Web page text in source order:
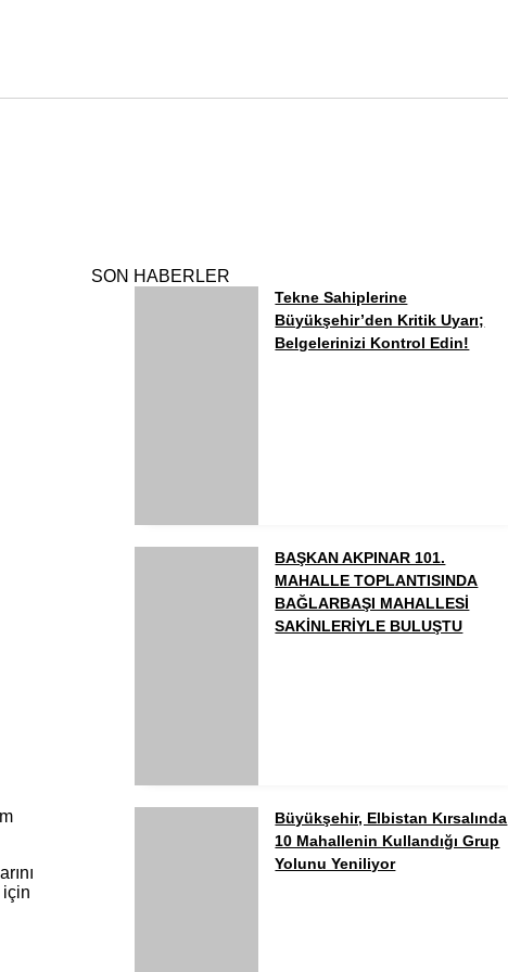
için
SON HABERLER
Tekne Sahiplerine
Büyükşehir’den Kritik Uyarı;
Belgelerinizi Kontrol Edin!
BAŞKAN AKPINAR 101.
MAHALLE TOPLANTISINDA
BAĞLARBAŞI MAHALLESİ
SAKİNLERİYLE BULUŞTU
Büyükşehir, Elbistan Kırsalında
10 Mahallenin Kullandığı Grup
Yolunu Yeniliyor